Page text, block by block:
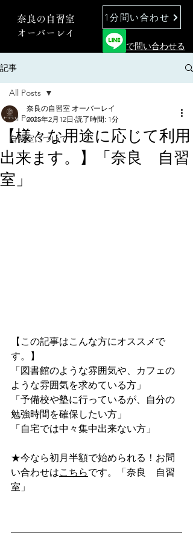
奈良の自習室
オーバーレイ
1分問い合わせ
で問い合わせる
記事
All Posts
自習室について
All Posts
【様々な用途に応じて利用
出来ます。】「奈良 自習
室」
奈良の自習室 オーバーレイ
2025年2月12日 読了時間: 1分
【この記事はこんな方にオススメで
す。】
「図書館のような雰囲気や、カフェの
ような雰囲気を求めている方」
「予備校や塾に行っているが、自分の
勉強時間を確保したい方」
「自宅では中々集中出来ない方」
★今なら初月半額で始められる！お問
い合わせはこちらです。「奈良　自習
室」